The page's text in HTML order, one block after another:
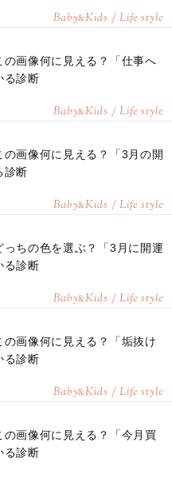
Baby&Kids / Life style
の画像何に見える？「仕事へ
る診断
Baby&Kids / Life style
の画像何に見える？「3月の開
診断
Baby&Kids / Life style
っちの色を選ぶ？「3月に開運
る診断
Baby&Kids / Life style
の画像何に見える？「垢抜け
る診断
Baby&Kids / Life style
の画像何に見える？「今月買
る診断